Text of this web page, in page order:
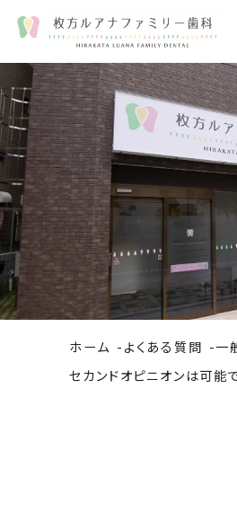
ホーム よくある質問
一
セカンドオピニオンは可能